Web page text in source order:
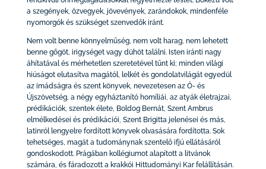
a szegények, özvegyek, jövevények, zarándokok, mindenféle
nyomorgók és szükséget szenvedők iránt.
Nem volt benne könnyelműség, nem volt harag, nem lehetett
benne gőgöt, irigységet vagy dühöt találni. Isten iránti nagy
áhítatával és mérhetetlen szeretetével tűnt ki; minden világi
hiúságot elutasítva magától, lelkét és gondolatvilágát egyedül
az imádságra és szent könyvek, nevezetesen az Ó- és
Újszövetség, a négy egyháztanító homíliái, az atyák életrajzai,
prédikációk, szentek élete, Boldog Bernát, Szent Ambrus
elmélkedései és prédikációi, Szent Brigitta jelenései és más,
latinról lengyelre fordított könyvek olvasására fordította. Sok
tehetséges, magát a tudománynak szentelő ifjú ellátásáról
gondoskodott. Prágában kollégiumot alapított a litvánok
számára, és fáradozott a krakkói Hittudományi Kar felállításán.